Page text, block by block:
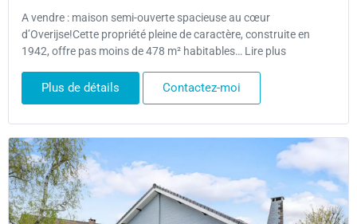
A vendre : maison semi-ouverte spacieuse au cœur
d’Overijse!Cette propriété pleine de caractère, construite en
1942, offre pas moins de 478 m² habitables… Lire plus
Plus de détails Contactez-moi